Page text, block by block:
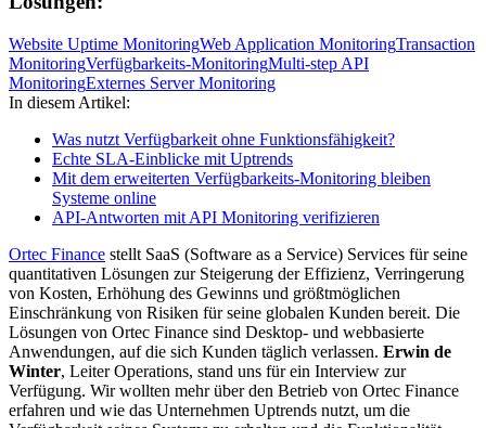
Website Uptime MonitoringWeb Application MonitoringTransaction
MonitoringVerfügbarkeits-MonitoringMulti-step API
MonitoringExternes Server Monitoring
In diesem Artikel:
Was nutzt Verfügbarkeit ohne Funktionsfähigkeit?
Echte SLA-Einblicke mit Uptrends
Mit dem erweiterten Verfügbarkeits-Monitoring bleiben
Systeme online
API-Antworten mit API Monitoring verifizieren
Ortec Finance stellt SaaS (Software as a Service) Services für seine
quantitativen Lösungen zur Steigerung der Effizienz, Verringerung
von Kosten, Erhöhung des Gewinns und größtmöglichen
Einschränkung von Risiken für seine globalen Kunden bereit. Die
Lösungen von Ortec Finance sind Desktop- und webbasierte
Anwendungen, auf die sich Kunden täglich verlassen. Erwin de
Winter, Leiter Operations, stand uns für ein Interview zur
Verfügung. Wir wollten mehr über den Betrieb von Ortec Finance
erfahren und wie das Unternehmen Uptrends nutzt, um die